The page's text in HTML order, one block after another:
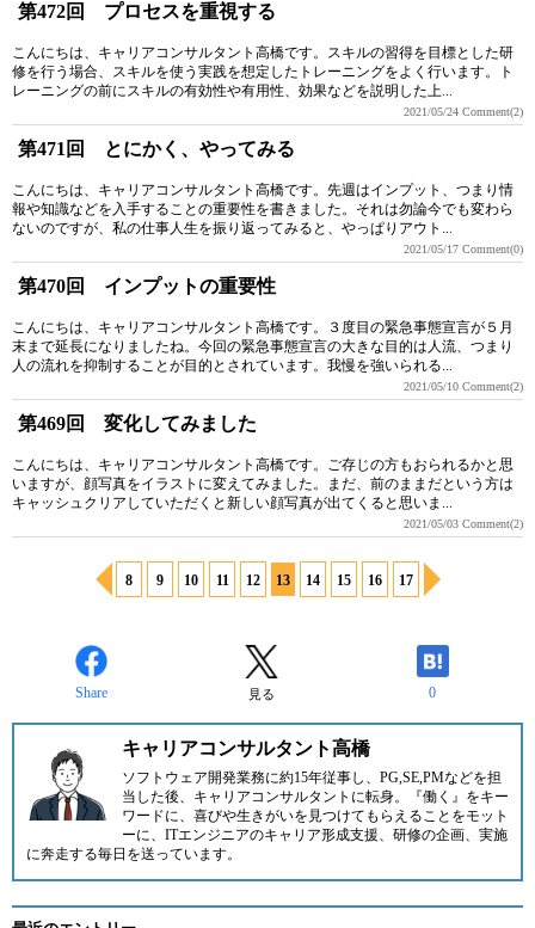
第472回 プロセスを重視する
こんにちは、キャリアコンサルタント高橋です。スキルの習得を目標とした研
修を行う場合、スキルを使う実践を想定したトレーニングをよく行います。ト
レーニングの前にスキルの有効性や有用性、効果などを説明した上...
2021/05/24 Comment(2)
第471回 とにかく、やってみる
こんにちは、キャリアコンサルタント高橋です。先週はインプット、つまり情
報や知識などを入手することの重要性を書きました。それは勿論今でも変わら
ないのですが、私の仕事人生を振り返ってみると、やっぱりアウト...
2021/05/17 Comment(0)
第470回 インプットの重要性
こんにちは、キャリアコンサルタント高橋です。３度目の緊急事態宣言が５月
末まで延長になりましたね。今回の緊急事態宣言の大きな目的は人流、つまり
人の流れを抑制することが目的とされています。我慢を強いられる...
2021/05/10 Comment(2)
第469回 変化してみました
こんにちは、キャリアコンサルタント高橋です。ご存じの方もおられるかと思
いますが、顔写真をイラストに変えてみました。まだ、前のままだという方は
キャッシュクリアしていただくと新しい顔写真が出てくると思いま...
2021/05/03 Comment(2)
8 9 10 11 12 13 14 15 16 17
Share 見る 0
キャリアコンサルタント高橋
ソフトウェア開発業務に約15年従事し、PG,SE,PMなどを担
当した後、キャリアコンサルタントに転身。『働く』をキー
ワードに、喜びや生きがいを見つけてもらえることをモット
ーに、ITエンジニアのキャリア形成支援、研修の企画、実施
に奔走する毎日を送っています。